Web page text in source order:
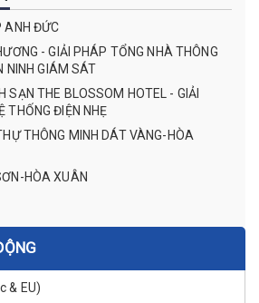
ANH ĐỨC
- GIẢI PHÁP TỔNG NHÀ THÔNG
NINH GIÁM SÁT
SẠN THE BLOSSOM HOTEL - GIẢI
THỐNG ĐIỆN NHẸ
THÔNG MINH DÁT VÀNG-HÒA
HÒA XUÂN
& EU)